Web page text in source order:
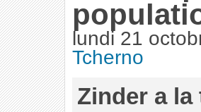
lundi 21
Tcherno
Zinder a